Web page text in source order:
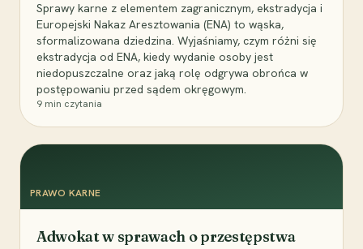
Sprawy karne z elementem zagranicznym, ekstradycja i
Europejski Nakaz Aresztowania (ENA) to wąska,
sformalizowana dziedzina. Wyjaśniamy, czym różni się
ekstradycja od ENA, kiedy wydanie osoby jest
niedopuszczalne oraz jaką rolę odgrywa obrońca w
postępowaniu przed sądem okręgowym.
9 min czytania
PRAWO KARNE
Adwokat w sprawach o przestępstwa